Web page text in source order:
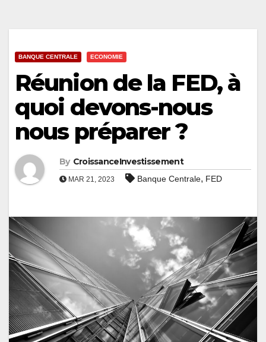
BANQUE CENTRALE ECONOMIE
Réunion de la FED, à
quoi devons-nous
nous préparer ?
By CroissanceInvestissement
MAR 21, 2023 Banque Centrale, FED